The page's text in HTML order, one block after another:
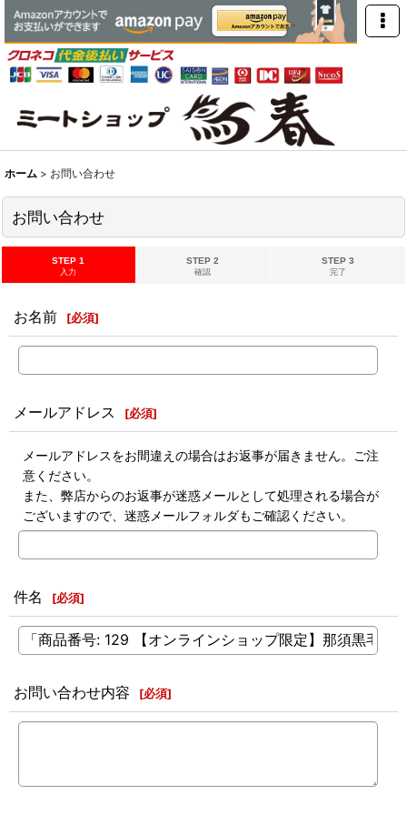
ホーム > お問い合わせ
お問い合わせ
STEP 1
入力
STEP 2
確認
STEP 3
完了
お名前 [必須]
メールアドレス [必須]
メールアドレスをお間違えの場合はお返事が届きません。ご注
意ください。
また、弊店からのお返事が迷惑メールとして処理される場合が
ございますので、迷惑メールフォルダもご確認ください。
件名 [必須]
お問い合わせ内容 [必須]